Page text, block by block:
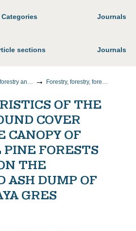
Categories Journals
sections Journals
Agronomy, forestry and water management Forestry, forestry, forest crops, agroforestry, landscaping, forest pyrology and taxation
OF THE
COVER
CANOPY OF
FORESTS
THE
ASH DUMP OF
GRES